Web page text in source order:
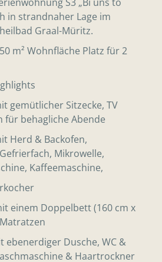
in strandnaher Lage im
Graal-Müritz.
m² Wohnfläche Platz für 2
gemütlicher Sitzecke, TV
für behagliche Abende
Herd & Backofen,
Mikrowelle,
Kaffeemaschine,
einem Doppelbett (160 cm x
ebenerdiger Dusche, WC &
& Haartrockner